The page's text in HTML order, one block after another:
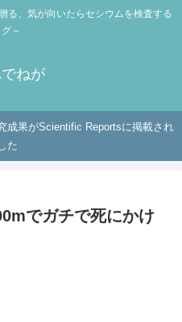
る、気が向いたらセシウムを検査する
～
ねが
成果がScientific Reportsに掲載され
た
でガチで死にかけ